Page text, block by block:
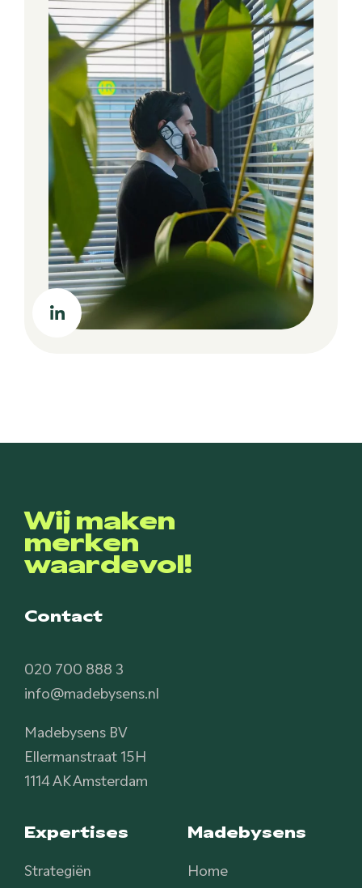
Wij maken
merken
waardevol!
Contact
020 700 888 3
info@madebysens.nl
Madebysens BV
Ellermanstraat 15H
1114 AK Amsterdam
Expertises
Strategiën
Madebysens
Home